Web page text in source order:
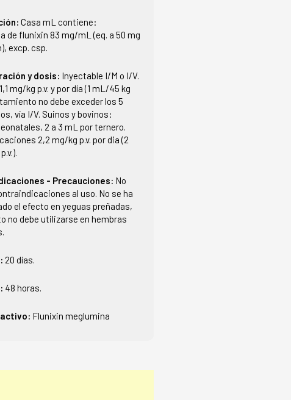
Casa mL contiene:
de flunixin 83 mg/mL (eq. a 50 mg
excp. csp.
y dosis: Inyectable I/M o I/V.
mg/kg p.v. y por día (1 mL/45 kg
no debe exceder los 5
vía I/V. Suinos y bovinos:
2 a 3 mL por ternero.
2,2 mg/kg p.v. por dia (2
- Precauciones: No
al uso. No se ha
el efecto en yeguas preñadas,
no debe utilizarse en hembras
20 días.
48 horas.
Flunixin meglumina